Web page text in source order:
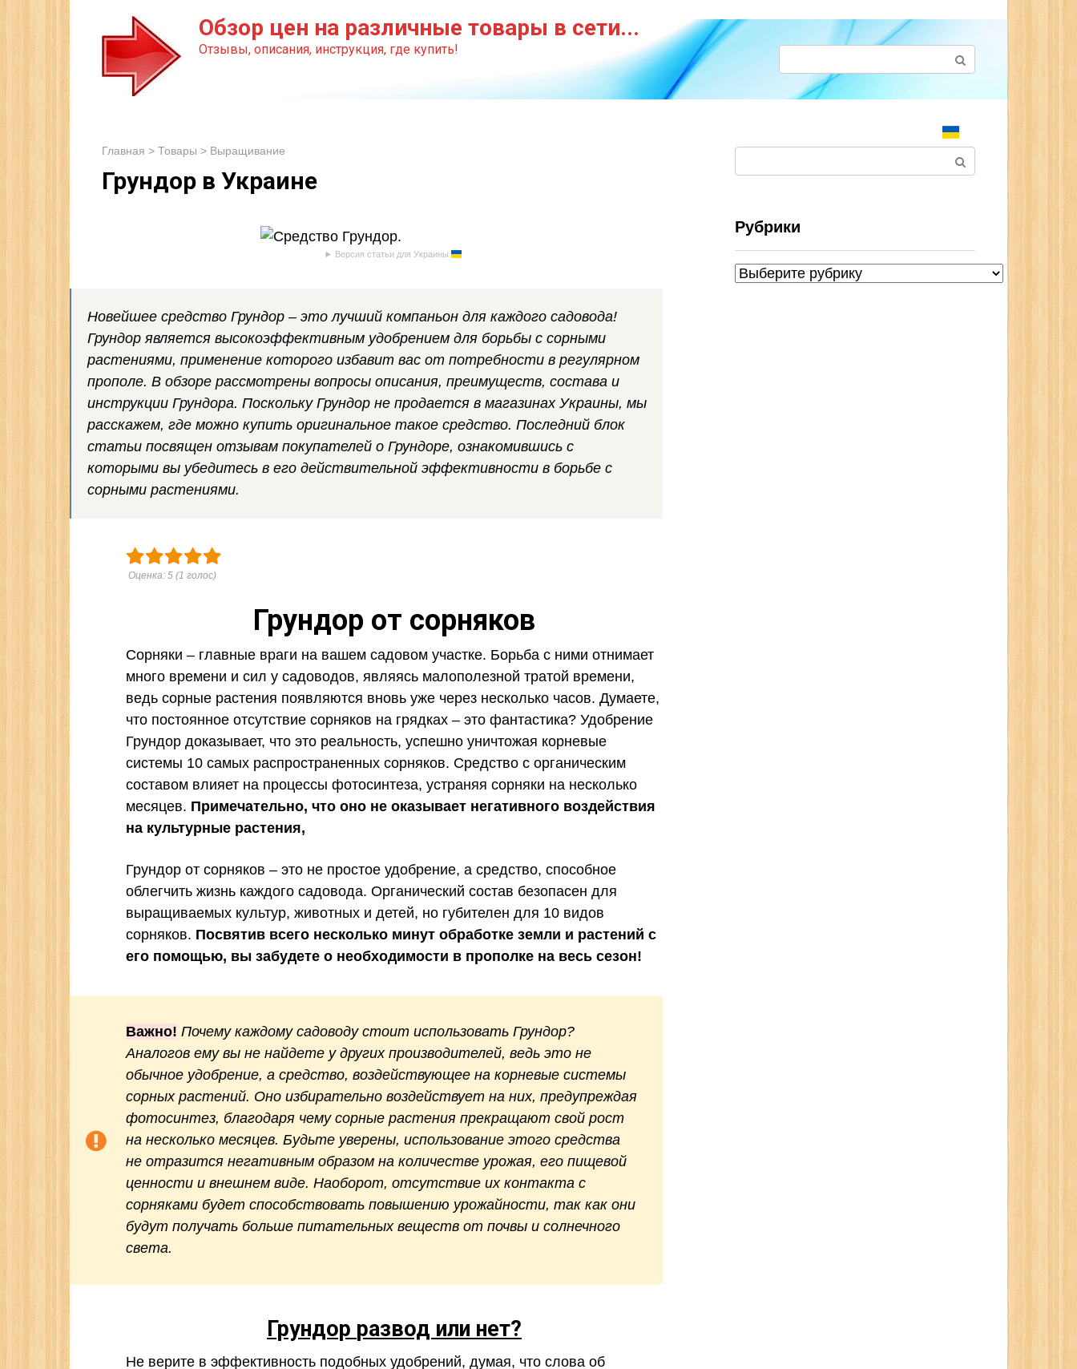
Обзор цен на различные товары в сети...
Отзывы, описания, инструкция, где купить!
Главная > Товары > Выращивание
Грундор в Украине
Версия статьи для Украины
Новейшее средство Грундор – это лучший компаньон для каждого садовода!
Грундор является высокоэффективным удобрением для борьбы с сорными
растениями, применение которого избавит вас от потребности в регулярном
прополе. В обзоре рассмотрены вопросы описания, преимуществ, состава и
инструкции Грундора. Поскольку Грундор не продается в магазинах Украины, мы
расскажем, где можно купить оригинальное такое средство. Последний блок
статьи посвящен отзывам покупателей о Грундоре, ознакомившись с
которыми вы убедитесь в его действительной эффективности в борьбе с
сорными растениями.
Оценка: 5 (1 голос)
Грундор от сорняков
Сорняки – главные враги на вашем садовом участке. Борьба с ними отнимает
много времени и сил у садоводов, являясь малополезной тратой времени,
ведь сорные растения появляются вновь уже через несколько часов. Думаете,
что постоянное отсутствие сорняков на грядках – это фантастика? Удобрение
Грундор доказывает, что это реальность, успешно уничтожая корневые
системы 10 самых распространенных сорняков. Средство с органическим
составом влияет на процессы фотосинтеза, устраняя сорняки на несколько
месяцев. Примечательно, что оно не оказывает негативного воздействия
на культурные растения,
Грундор от сорняков – это не простое удобрение, а средство, способное
облегчить жизнь каждого садовода. Органический состав безопасен для
выращиваемых культур, животных и детей, но губителен для 10 видов
сорняков. Посвятив всего несколько минут обработке земли и растений с
его помощью, вы забудете о необходимости в прополке на весь сезон!
Важно! Почему каждому садоводу стоит использовать Грундор?
Аналогов ему вы не найдете у других производителей, ведь это не
обычное удобрение, а средство, воздействующее на корневые системы
сорных растений. Оно избирательно воздействует на них, предупреждая
фотосинтез, благодаря чему сорные растения прекращают свой рост
на несколько месяцев. Будьте уверены, использование этого средства
не отразится негативным образом на количестве урожая, его пищевой
ценности и внешнем виде. Наоборот, отсутствие их контакта с
сорняками будет способствовать повышению урожайности, так как они
будут получать больше питательных веществ от почвы и солнечного
света.
Грундор развод или нет?
Не верите в эффективность подобных удобрений, думая, что слова об
Рубрики
Рубрики